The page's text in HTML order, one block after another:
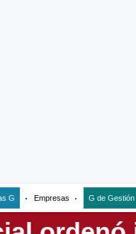
G Empresas G de Gestión